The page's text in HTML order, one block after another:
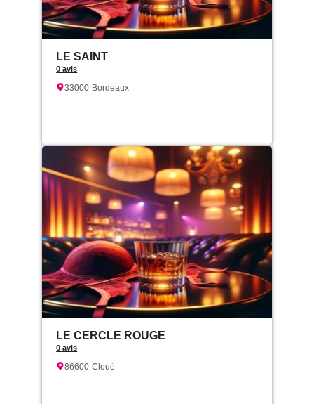
LE SAINT
0 avis
33000 Bordeaux
LE CERCLE ROUGE
0 avis
86600 Cloué